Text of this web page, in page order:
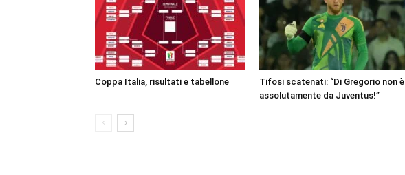
Coppa Italia, risultati e tabellone
Tifosi scatenati: “Di Gregorio non è
assolutamente da Juventus!”